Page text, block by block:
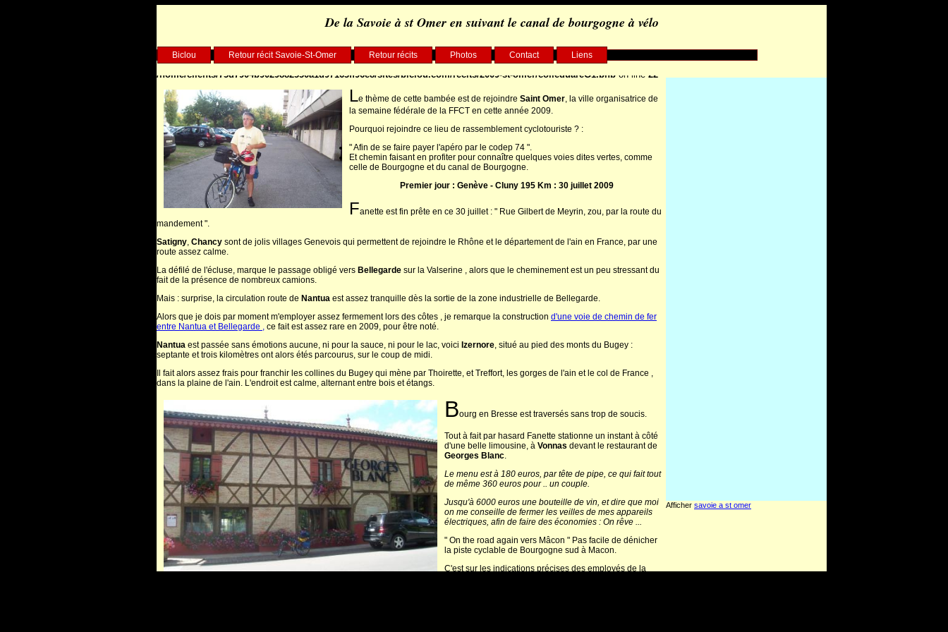
Afficher savoie a st omer
Biclou Retour récit Savoie-St-Omer Retour récits Photos Contact Liens
De la Savoie à st Omer en suivant le canal de bourgogne à vélo
Le thème de cette bambée est de rejoindre Saint Omer, la ville organisatrice de
la semaine fédérale de la FFCT en cette année 2009.
Pourquoi rejoindre ce lieu de rassemblement cyclotouriste ? :
" Afin de se faire payer l'apéro par le codep 74 ".
Et chemin faisant en profiter pour connaître quelques voies dites vertes, comme
celle de Bourgogne et du canal de Bourgogne.
Premier jour : Genève - Cluny 195 Km : 30 juillet 2009
Fanette est fin prête en ce 30 juillet : " Rue Gilbert de Meyrin, zou, par la route du
mandement ".
Satigny, Chancy sont de jolis villages Genevois qui permettent de rejoindre le Rhône et le département de l'ain en France, par une
route assez calme.
La défilé de l'écluse, marque le passage obligé vers Bellegarde sur la Valserine , alors que le cheminement est un peu stressant du
fait de la présence de nombreux camions.
Mais : surprise, la circulation route de Nantua est assez tranquille dès la sortie de la zone industrielle de Bellegarde.
Alors que je dois par moment m'employer assez fermement lors des côtes , je remarque la construction d'une voie de chemin de fer
entre Nantua et Bellegarde , ce fait est assez rare en 2009, pour être noté.
Nantua est passée sans émotions aucune, ni pour la sauce, ni pour le lac, voici Izernore, situé au pied des monts du Bugey :
septante et trois kilomètres ont alors étés parcourus, sur le coup de midi.
Il fait alors assez frais pour franchir les collines du Bugey qui mène par Thoirette, et Treffort, les gorges de l'ain et le col de France ,
dans la plaine de l'ain. L'endroit est calme, alternant entre bois et étangs.
Bourg en Bresse est traversés sans trop de soucis.
Tout à fait par hasard Fanette stationne un instant à côté
d'une belle limousine, à Vonnas devant le restaurant de
Georges Blanc.
Le menu est à 180 euros, par tête de pipe, ce qui fait tout
de même 360 euros pour .. un couple.
Jusqu'à 6000 euros une bouteille de vin, et dire que moi
on me conseille de fermer les veilles de mes appareils
électriques, afin de faire des économies : On rêve ...
" On the road again vers Mâcon " Pas facile de dénicher
la piste cyclable de Bourgogne sud à Macon.
C'est sur les indications précises des employés de la
/home/clients/75d7904b9029882550a1d97163ff96e8/sites/biclou.com/recits/2009-st-
Deprecated: fputs(): Passing null to parameter #2 ($data) of type string is deprecated in
/home/clients/75d7904b9029882550a1d97163ff96e8/sites/biclou.com/recits/2009-st-omer/colleguareG1.php on line 22